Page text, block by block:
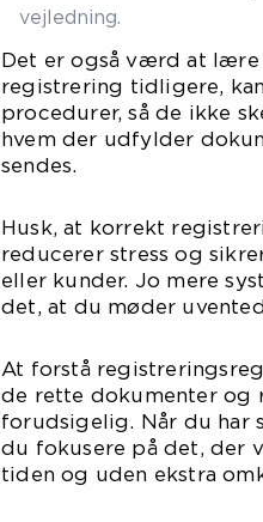
vejledning.
Det er også værd at lære
registrering tidligere,
procedurer, så de ikke
hvem der udfylder
sendes.
Husk, at korrekt
reducerer stress og
eller kunder. Jo mere
det, at du møder
At forstå
de rette dokumenter og
forudsigelig. Når du har
du fokusere på det, der
tiden og uden ekstra